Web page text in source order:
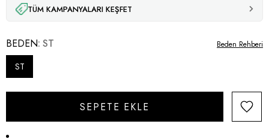
TÜM KAMPANYALARI KEŞFET
BEDEN ST
ST
Beden Rehberi